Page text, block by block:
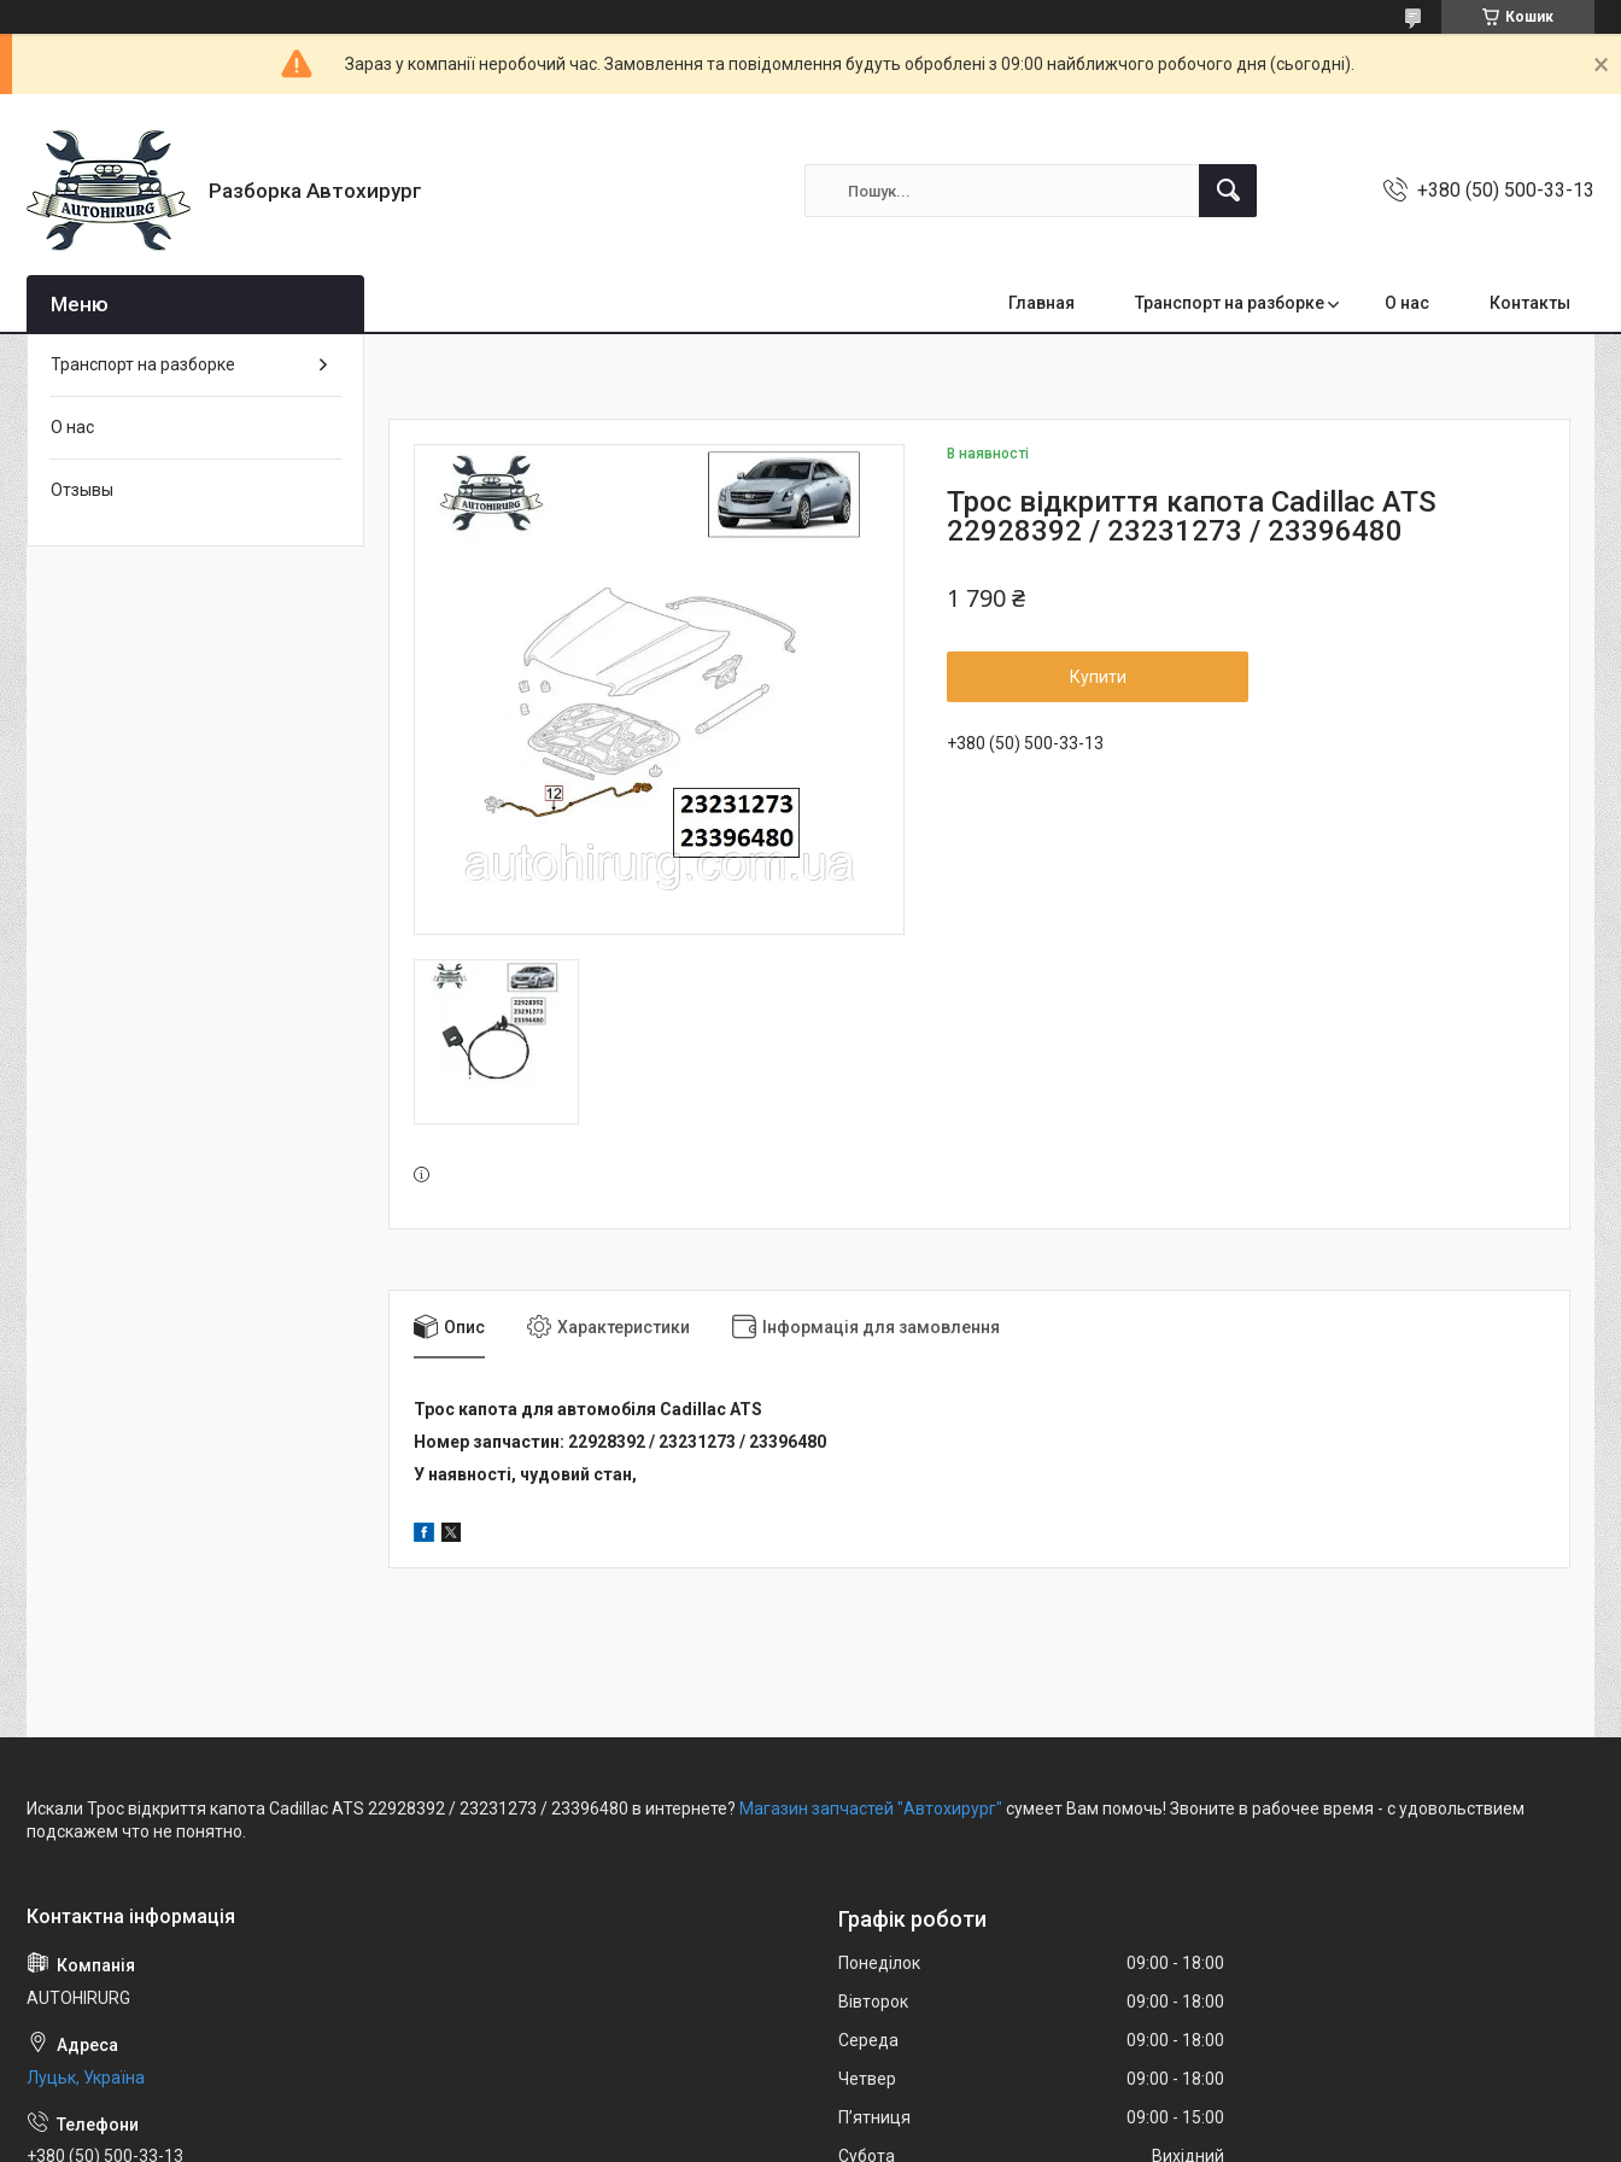
Кошик
Зараз у компанії неробочий час. Замовлення та повідомлення будуть оброблені з 09:00 найближчого робочого дня (сьогодні).
Разборка Автохирург +380 (50) 500-33-13
Главная Транспорт на разборке О нас Контакты
В наявності
Трос відкриття капота Cadillac ATS
22928392 / 23231273 / 23396480
1 790 ₴
Купити
+380 (50) 500-33-13
Опис Характеристики Інформація для замовлення
Трос капота для автомобіля Cadillac ATS
Номер запчастин: 22928392 / 23231273 / 23396480
У наявності, чудовий стан,
Транспорт на разборке
О нас
Отзывы
Искали Трос відкриття капота Cadillac ATS 22928392 / 23231273 / 23396480 в интернете? Магазин запчастей "Автохирург" сумеет Вам помочь! Звоните в рабочее время - с удовольствием
подскажем что не понятно.
AUTOHIRURG
Луцьк, Україна
+380 (50) 500-33-13
Графік роботи
Понеділок 09:00
18:00
Вівторок
09:00
18:00
Середа
09:00
18:00
Четвер
09:00
18:00
Пʼятниця
09:00
15:00
Субота
Вихідний